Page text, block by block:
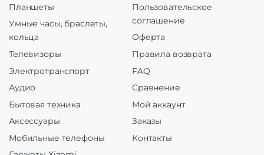
Планшеты
Умные часы, браслеты,
кольца
Телевизоры
Электротранспорт
Аудио
Бытовая техника
Аксессуары
Мобильные телефоны
Пользовательское
соглашение
Оферта
Правила возврата
FAQ
Сравнение
Мой аккаунт
Заказы
Контакты